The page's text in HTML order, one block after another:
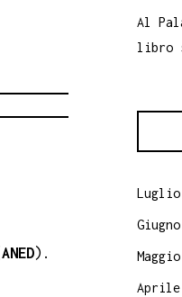
ANED).
Al
libro
Luglio
Aprile